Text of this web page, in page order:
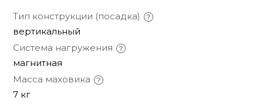
Тип конструкции (посадка)
вертикальный
Система нагружения
магнитная
Масса маховика
7 кг